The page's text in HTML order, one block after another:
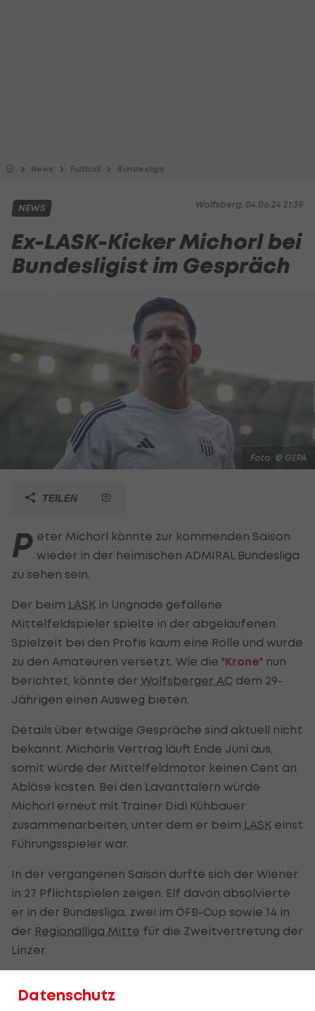
News Fußball Bundesliga
Wolfsberg, 04.06.24 21:39
NEWS
Ex-LASK-Kicker Michorl bei
Bundesligist im Gespräch
Foto: © GEPA
TEILEN
P eter Michorl könnte zur kommenden Saison
wieder in der heimischen ADMIRAL Bundesliga
zu sehen sein.
Der beim LASK in Ungnade gefallene
Mittelfeldspieler spielte in der abgelaufenen
Spielzeit bei den Profis kaum eine Rolle und wurde
zu den Amateuren versetzt. Wie die "Krone" nun
berichtet, könnte der Wolfsberger AC dem 29-
Jährigen einen Ausweg bieten.
Details über etwaige Gespräche sind aktuell nicht
bekannt. Michorls Vertrag läuft Ende Juni aus,
somit würde der Mittelfeldmotor keinen Cent an
Ablöse kosten. Bei den Lavanttalern würde
Michorl erneut mit Trainer Didi Kühbauer
zusammenarbeiten, unter dem er beim LASK einst
Führungsspieler war.
In der vergangenen Saison durfte sich der Wiener
in 27 Pflichtspielen zeigen. Elf davon absolvierte
er in der Bundesliga, zwei im ÖFB-Cup sowie 14 in
der Regionalliga Mitte für die Zweitvertretung der
Linzer.
Datenschutz